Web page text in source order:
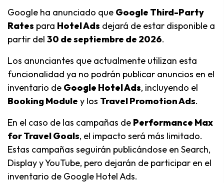
Google ha anunciado que Google Third-Party
Rates para Hotel Ads dejará de estar disponible a
partir del 30 de septiembre de 2026.
Los anunciantes que actualmente utilizan esta
funcionalidad ya no podrán publicar anuncios en el
inventario de Google Hotel Ads, incluyendo el
Booking Module y los Travel Promotion Ads.
En el caso de las campañas de Performance Max
for Travel Goals, el impacto será más limitado.
Estas campañas seguirán publicándose en Search,
Display y YouTube, pero dejarán de participar en el
inventario de Google Hotel Ads.